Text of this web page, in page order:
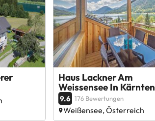
Haus Lackner Am
Weissensee In Kärnten
9.6 176 Bewertungen
Weißensee, Österreich